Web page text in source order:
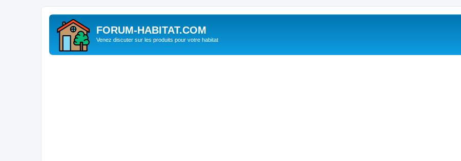
FORUM-HABITAT.COM
Venez discuter sur les produits pour votre habitat